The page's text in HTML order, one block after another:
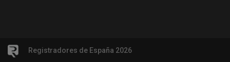
Registradores de España 2026